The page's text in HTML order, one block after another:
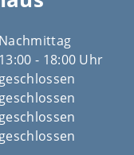
Nachmittag
13:00 - 18:00 Uhr
geschlossen
geschlossen
geschlossen
geschlossen